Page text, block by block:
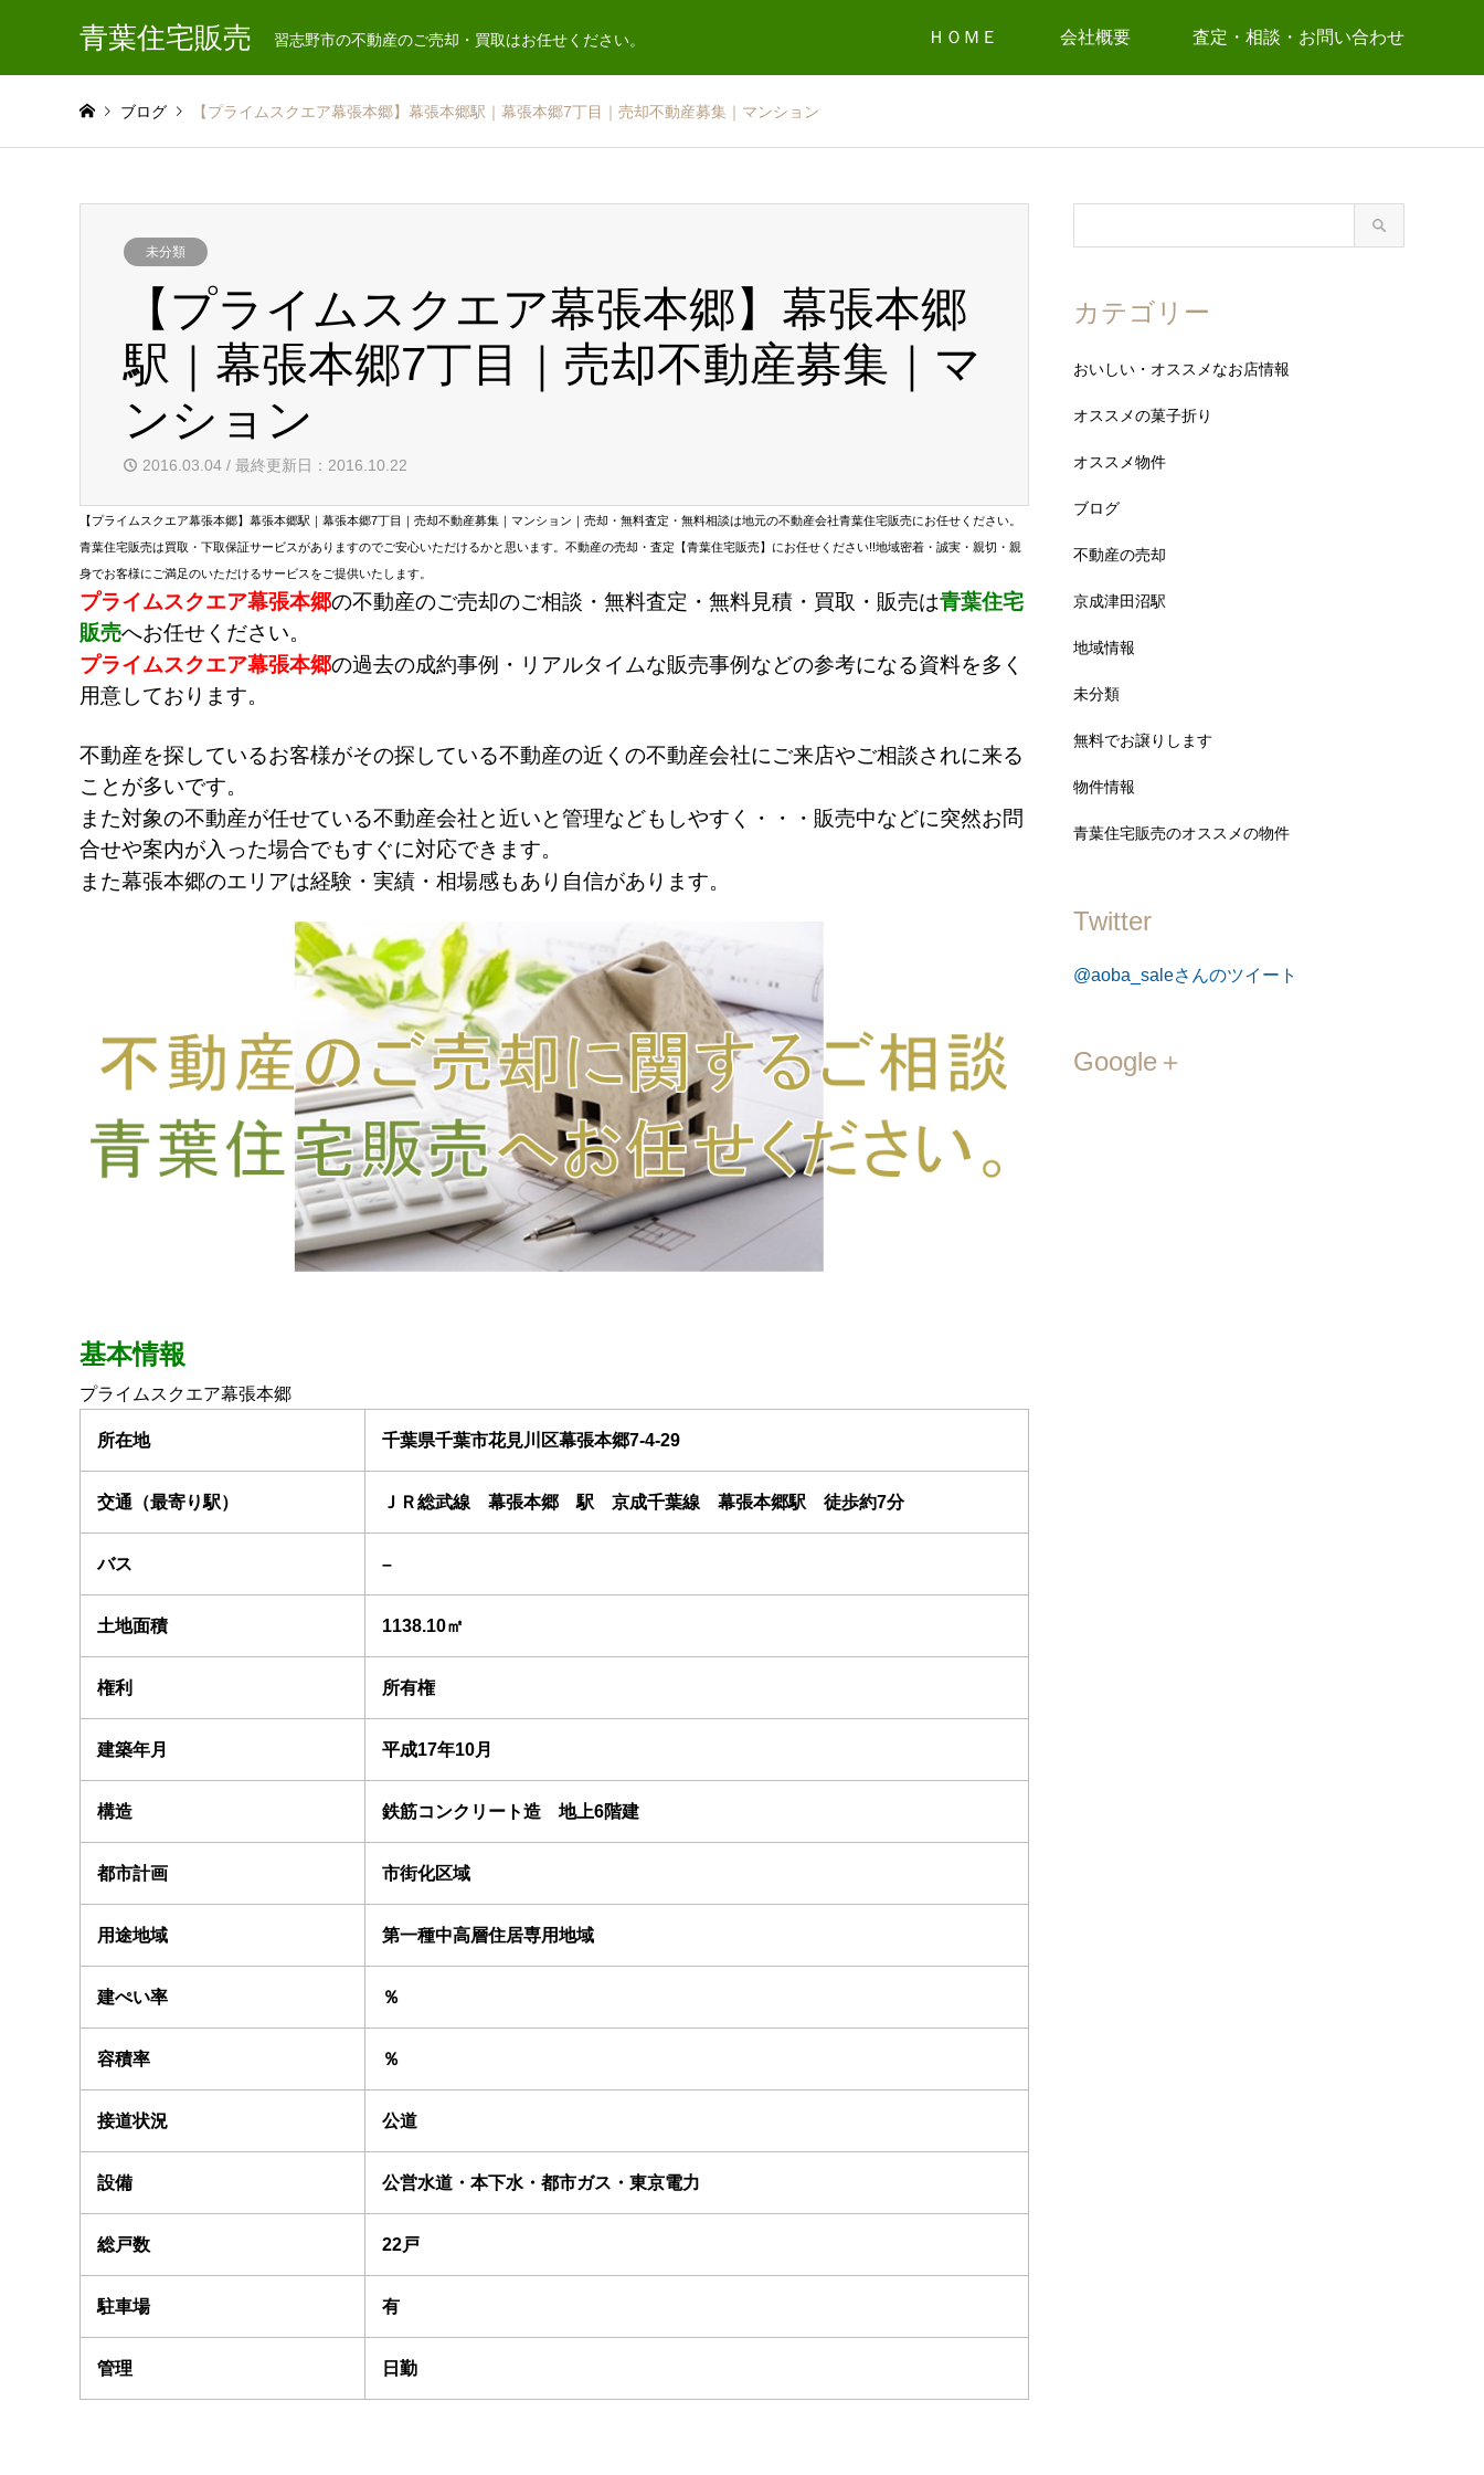
青葉住宅販売 習志野市の不動産のご売却・買取はお任せください。 ＨＯＭＥ 会社概要 査定・相談・お問い合わせ
ブログ 【プライムスクエア幕張本郷】幕張本郷駅｜幕張本郷7丁目｜売却不動産募集｜マンション
未分類
【プライムスクエア幕張本郷】幕張本郷
駅｜幕張本郷7丁目｜売却不動産募集｜マ
ンション
2016.03.04 / 最終更新日：2016.10.22
【プライムスクエア幕張本郷】幕張本郷駅｜幕張本郷7丁目｜売却不動産募集｜マンション｜売却・無料査定・無料相談は地元の不動産会社青葉住宅販売にお任せください。
青葉住宅販売は買取・下取保証サービスがありますのでご安心いただけるかと思います。不動産の売却・査定【青葉住宅販売】にお任せください!!地域密着・誠実・親切・親
身でお客様にご満足のいただけるサービスをご提供いたします。
プライムスクエア幕張本郷の不動産のご売却のご相談・無料査定・無料見積・買取・販売は青葉住宅
販売へお任せください。
プライムスクエア幕張本郷の過去の成約事例・リアルタイムな販売事例などの参考になる資料を多く
用意しております。
不動産を探しているお客様がその探している不動産の近くの不動産会社にご来店やご相談されに来る
ことが多いです。
また対象の不動産が任せている不動産会社と近いと管理などもしやすく・・・ 販売中などに突然お問
合せや案内が入った場合でもすぐに対応できます。
また幕張本郷のエリアは経験・実績・相場感もあり自信があります。
基本情報
プライムスクエア幕張本郷
所在地 千葉県千葉市花見川区幕張本郷7-4-29
交通（最寄り駅） ＪＲ総武線 幕張本郷 駅 京成千葉線 幕張本郷駅 徒歩約7分
バス –
土地面積 1138.10㎡
権利 所有権
建築年月 平成17年10月
構造 鉄筋コンクリート造 地上6階建
都市計画 市街化区域
用途地域 第一種中高層住居専用地域
建ぺい率 ％
容積率 ％
接道状況 公道
設備 公営水道・本下水・都市ガス・東京電力
総戸数 22戸
駐車場 有
管理 日勤
カテゴリー
おいしい・オススメなお店情報
オススメの菓子折り
オススメ物件
ブログ
不動産の売却
京成津田沼駅
地域情報
未分類
無料でお譲りします
物件情報
青葉住宅販売のオススメの物件
Twitter
@aoba_saleさんのツイート
Google＋